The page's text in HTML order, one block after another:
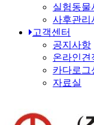
실험동물
사후관리
고객센터
공지사항
온라인견
카다로그
자료실